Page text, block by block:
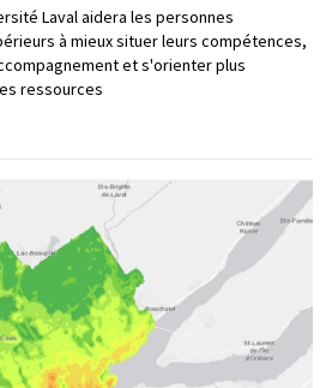
Laval aidera les personnes
à mieux situer leurs compétences,
et s'orienter plus
ressources